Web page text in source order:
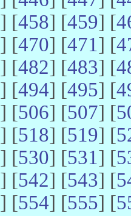
] [458] [459] [
] [470] [471] [
] [482] [483] [
] [494] [495] [
] [506] [507] [
] [518] [519] [
] [530] [531] [
] [542] [543] [
] [554] [555] [